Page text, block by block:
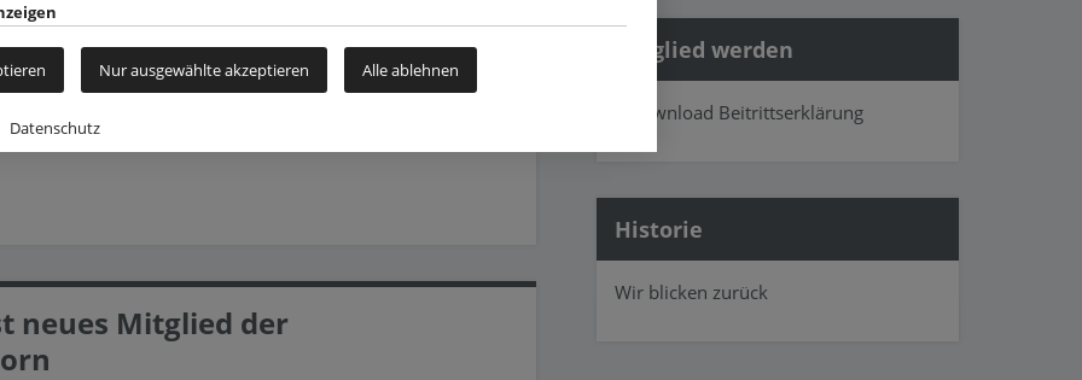
Nur ausgewählte akzeptieren Alle ablehnen
Datenschutz
Dreier
die Werbegemeinschaft traditionell auf das
neues Mitglied der
Mitglied werden
» Download Beitrittserklärung
Historie
Wir blicken zurück